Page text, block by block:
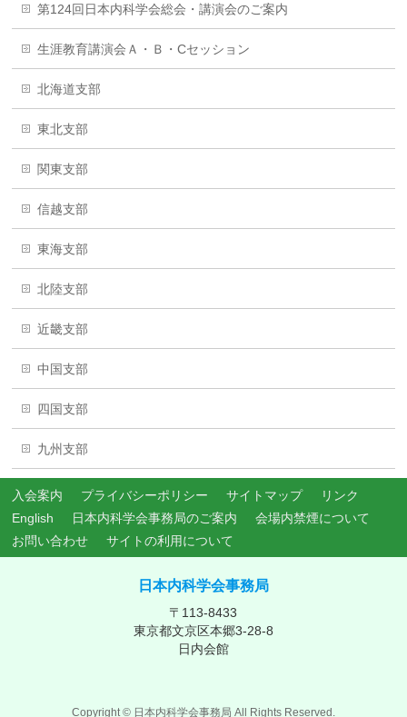
第124回日本内科学会総会・講演会のご案内
生涯教育講演会Ａ・Ｂ・Cセッション
北海道支部
東北支部
関東支部
信越支部
東海支部
北陸支部
近畿支部
中国支部
四国支部
九州支部
入会案内 プライバシーポリシー サイトマップ
リンク
English
日本内科学会事務局のご案内
会場内禁煙について
お問い合わせ
サイトの利用について
日本内科学会事務局
〒113-8433
東京都文京区本郷3-28-8
日内会館
Copyright © 日本内科学会事務局 All Rights Reserved.